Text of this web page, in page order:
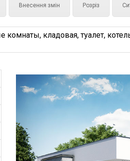
Внесення змін Розріз
кладовая, туалет,